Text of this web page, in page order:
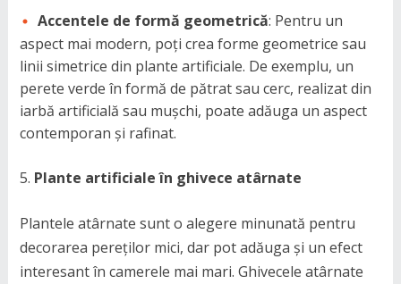
Accentele de formă geometrică: Pentru un
aspect mai modern, poți crea forme geometrice sau
linii simetrice din plante artificiale. De exemplu, un
perete verde în formă de pătrat sau cerc, realizat din
iarbă artificială sau mușchi, poate adăuga un aspect
contemporan și rafinat.
Plante artificiale în ghivece atârnate
Plantele atârnate sunt o alegere minunată pentru
decorarea pereților mici, dar pot adăuga și un efect
interesant în camerele mai mari. Ghivecele atârnate